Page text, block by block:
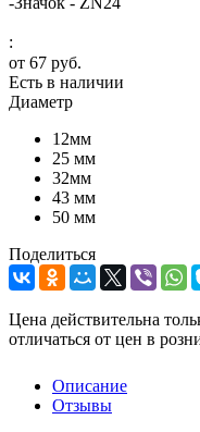
:
от 67 руб.
Есть в наличии
Диаметр
12мм
25 мм
32мм
43 мм
50 мм
Поделиться
Цена действительна
отличаться от цен в
Описание
Отзывы